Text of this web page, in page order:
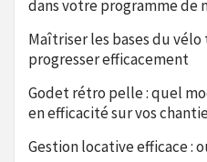
dans votre programme de
Maîtriser les bases du
progresser efficacement
Godet rétro pelle : quel
en efficacité sur vos
Gestion locative efficace :